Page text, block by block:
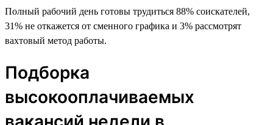
Полный рабочий день готовы трудиться 88% соискателей,
31% не откажется от сменного графика и 3% рассмотрят
вахтовый метод работы.
Подборка
высокооплачиваемых